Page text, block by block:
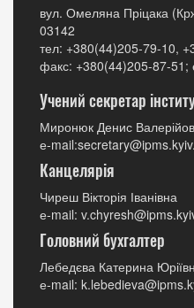
вул. Омеляна Пріцака
03142
тел: +380(44)205-79-10,
факс: +380(44)205-87-51;
Учений секретар
Миронюк Денис
е-
Канцелярія
Чиреш Вікторія Іванівна
е-mail:
Головний бухгалтер
Лебедєва Катерина
е-mail: